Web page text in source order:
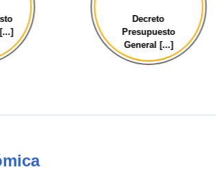
Decreto
Presupuesto
General [...]